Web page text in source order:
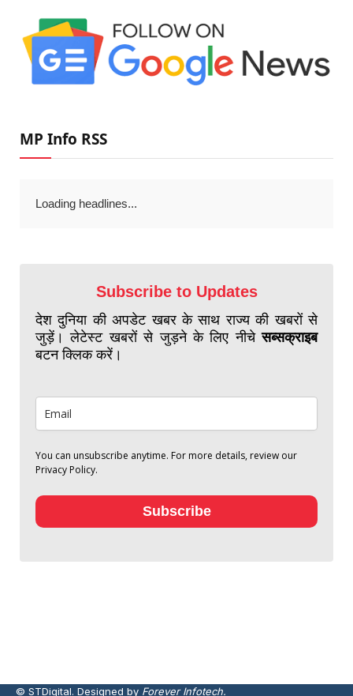
MP Info RSS
Loading headlines...
Subscribe to Updates
देश दुनिया की अपडेट खबर के साथ राज्य की खबरों से
जुड़ें। लेटेस्ट खबरों से जुड़ने के लिए नीचेसब्सक्राइब
बटन क्लिक करें।
You can unsubscribe anytime. For more details, review our
Privacy Policy.
Subscribe
© STDigital. Designed by Forever Infotech.